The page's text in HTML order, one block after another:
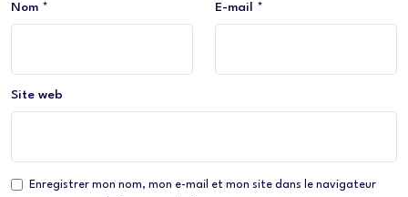
Nom * E-mail *
Site web
Enregistrer mon nom, mon e-mail et mon site dans le navigateur